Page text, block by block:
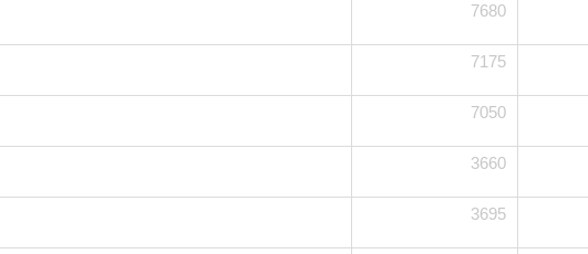
7680
7175
7050
3660
3695